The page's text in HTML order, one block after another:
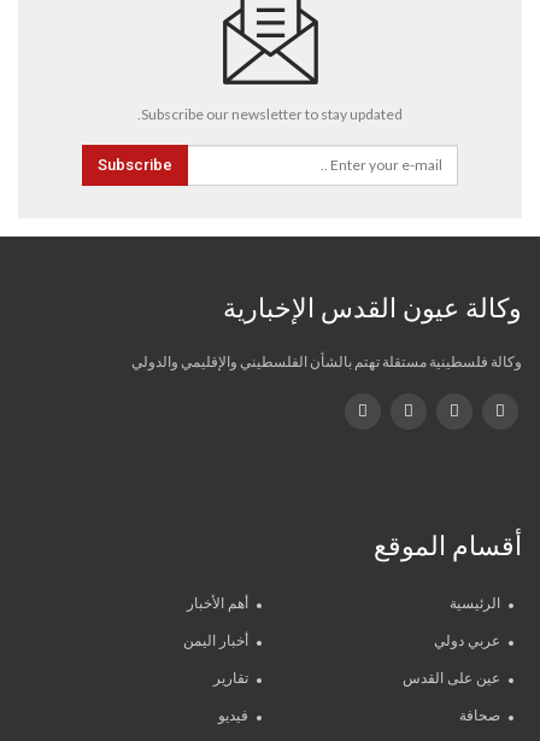
Subscribe our newsletter to stay updated.
Subscribe
وكالة عيون القدس الإخبارية
وكالة فلسطينية مستقلة تهتم بالشأن الفلسطيني والإقليمي والدولي
أقسام الموقع
الرئيسية أهم الأخبار
عربي دولي أخبار اليمن
عين على القدس تقارير
صحافة فيديو